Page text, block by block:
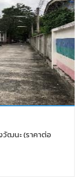
วัฒนะ (ราคาต่อ